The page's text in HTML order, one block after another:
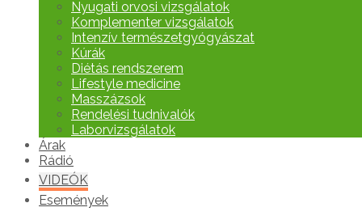
Nyugati orvosi vizsgálatok
Komplementer vizsgálatok
Intenzív természetgyógyászat
Kúrák
Diétás rendszerem
Lifestyle medicine
Masszázsok
Rendelési tudnivalók
Laborvizsgálatok
Árak
Rádió
VIDEÓK
Események